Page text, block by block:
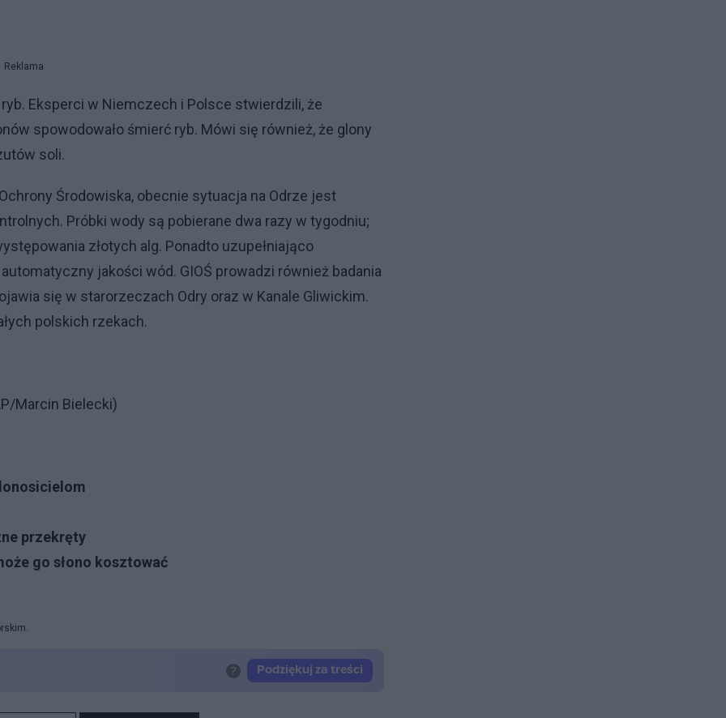
Reklama
Eksperci w Niemczech i Polsce stwierdzili, że
spowodowało śmierć ryb. Mówi się również, że glony
soli.
Środowiska, obecnie sytuacja na Odrze jest
Próbki wody są pobierane dwa razy w tygodniu;
złotych alg. Ponadto uzupełniająco
jakości wód. GIOŚ prowadzi również badania
się w starorzeczach Odry oraz w Kanale Gliwickim.
polskich rzekach.
Marcin Bielecki)
przekręty
go słono kosztować